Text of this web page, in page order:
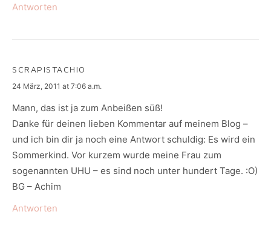
Antworten
SCRAPISTACHIO
says:
24 März, 2011 at 7:06 a.m.
Mann, das ist ja zum Anbeißen süß!
Danke für deinen lieben Kommentar auf meinem Blog –
und ich bin dir ja noch eine Antwort schuldig: Es wird ein
Sommerkind. Vor kurzem wurde meine Frau zum
sogenannten UHU – es sind noch unter hundert Tage. :O)
BG – Achim
Antworten